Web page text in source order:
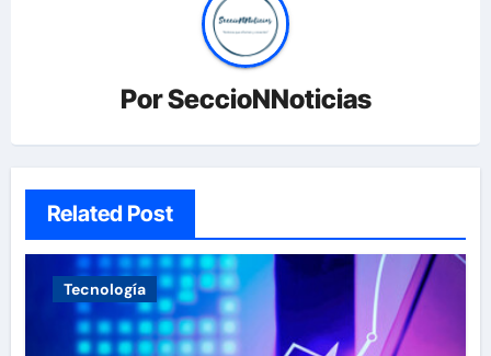
PorSeccioNNoticias
Related Post
Tecnología